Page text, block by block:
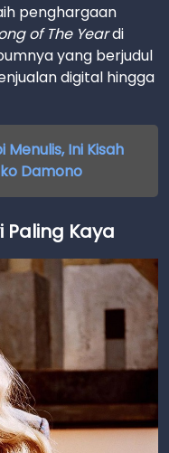
penghargaan
of The Yeardi
yang berjudul
digital hingga
Ini Kisah
Damono
Paling Kaya